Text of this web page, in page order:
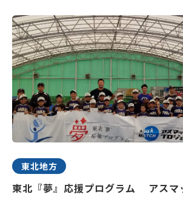
東北地方
東北『夢』応援プログラム アスマ